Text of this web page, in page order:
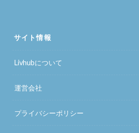
サイト情報
Livhubについて
運営会社
プライバシーポリシー